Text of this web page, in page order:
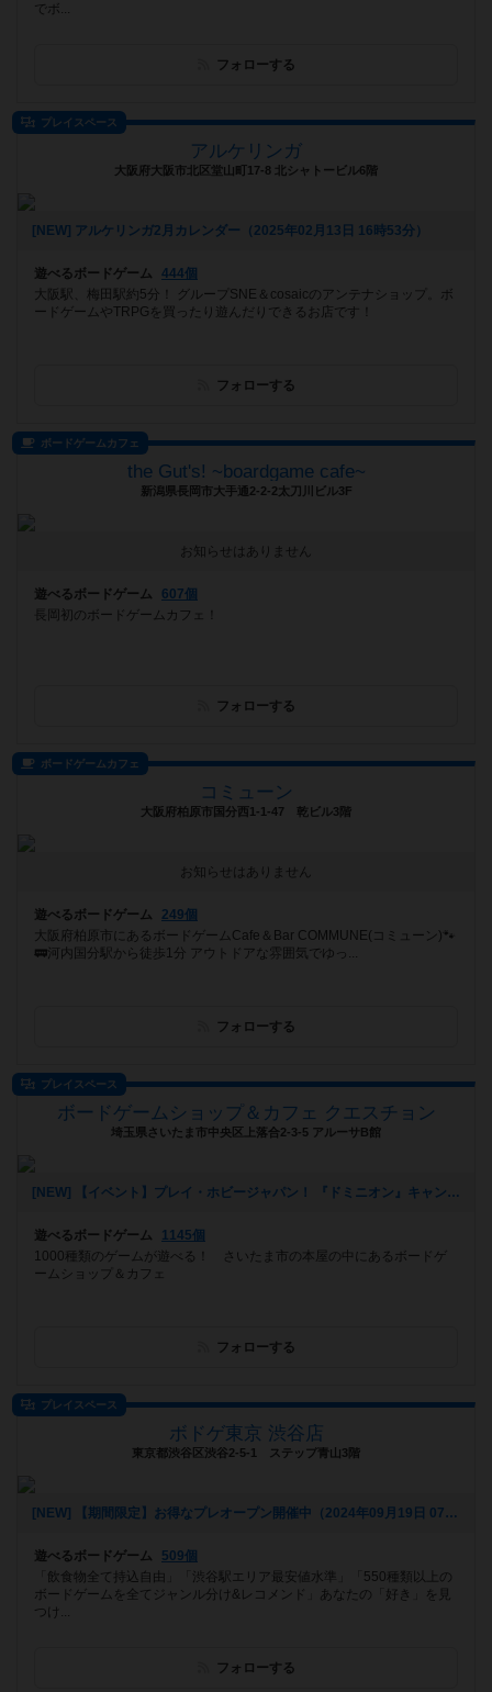
でボ...
フォローする
プレイスペース
アルケリンガ
大阪府大阪市北区堂山町17-8 北シャトービル6階
[NEW] アルケリンガ2月カレンダー（2025年02月13日 16時53分）
遊べるボードゲーム
444個
大阪駅、梅田駅約5分！ グループSNE＆cosaicのアンテナショップ。ボ
ードゲームやTRPGを買ったり遊んだりできるお店です！
フォローする
ボードゲームカフェ
the Gut's! ~boardgame cafe~
新潟県長岡市大手通2-2-2太刀川ビル3F
お知らせはありません
遊べるボードゲーム
607個
長岡初のボードゲームカフェ！
フォローする
ボードゲームカフェ
コミューン
大阪府柏原市国分西1-1-47 乾ビル3階
お知らせはありません
遊べるボードゲーム
249個
大阪府柏原市にあるボードゲームCafe＆Bar COMMUNE(コミューン)🐾
🚃河内国分駅から徒歩1分 アウトドアな雰囲気でゆっ...
フォローする
プレイスペース
ボードゲームショップ＆カフェ クエスチョン
埼玉県さいたま市中央区上落合2-3-5 アルーサB館
[NEW] 【イベント】プレイ・ホビージャパン！ 『ドミニオン』キャンペーン開催！（11/4 追記アリ）（2024年10月24日 21時41分）
遊べるボードゲーム
1145個
1000種類のゲームが遊べる！ さいたま市の本屋の中にあるボードゲ
ームショップ＆カフェ
フォローする
プレイスペース
ボドゲ東京 渋谷店
東京都渋谷区渋谷2-5-1 ステップ青山3階
[NEW] 【期間限定】お得なプレオープン開催中（2024年09月19日 07時32分）
遊べるボードゲーム
509個
「飲食物全て持込自由」「渋谷駅エリア最安値水準」「550種類以上の
ボードゲームを全てジャンル分け&レコメンド」あなたの「好き」を見
つけ...
フォローする